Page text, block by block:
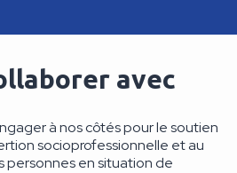
avec
à nos côtés pour le soutien
socioprofessionnelle et au
personnes en situation de